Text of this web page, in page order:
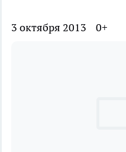
3 октября 2013 0+